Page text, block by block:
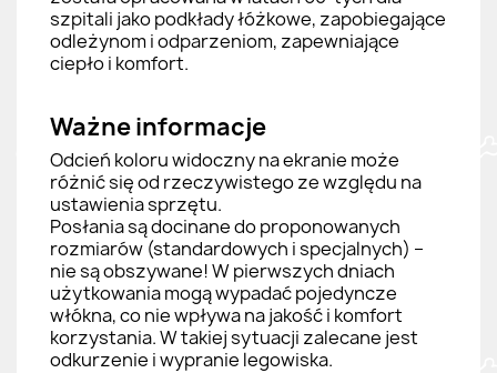
szpitali jako podkłady łóżkowe, zapobiegające
odleżynom i odparzeniom, zapewniające
ciepło i komfort.
Ważne informacje
Odcień koloru widoczny na ekranie może
różnić się od rzeczywistego ze względu na
ustawienia sprzętu.
Posłania są docinane do proponowanych
rozmiarów (standardowych i specjalnych) –
nie są obszywane! W pierwszych dniach
użytkowania mogą wypadać pojedyncze
włókna, co nie wpływa na jakość i komfort
korzystania. W takiej sytuacji zalecane jest
odkurzenie i wypranie legowiska.